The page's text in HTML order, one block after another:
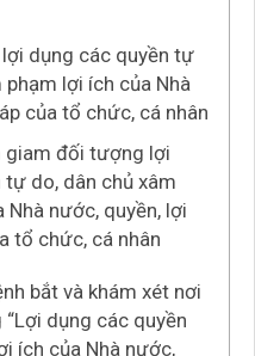
dụng các quyền tự
lợi ích của Nhà
của tổ chức, cá nhân
giam đối tượng lợi
do, dân chủ xâm
Nhà nước, quyền, lợi
tổ chức, cá nhân
bắt và khám xét nơi
dụng các quyền
ích của Nhà nước,